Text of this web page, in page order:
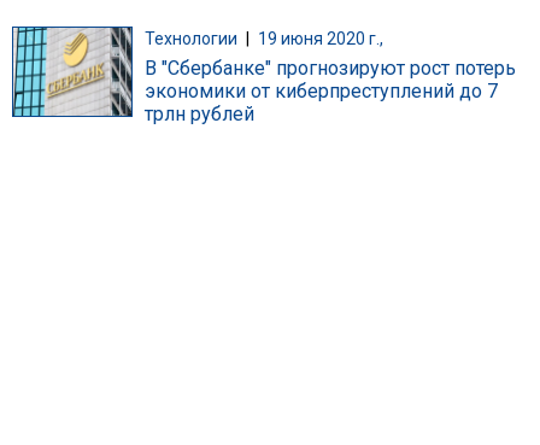
Технологии 19 июня 2020 г.,
В "Сбербанке" прогнозируют рост потерь
экономики от киберпреступлений до 7
трлн рублей